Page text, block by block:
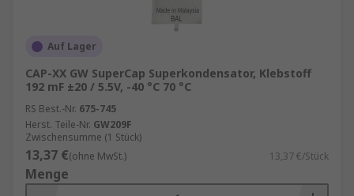
Auf Lager
CAP-XX GW SuperCap Superkondensator, Klebstoff
192 mF ±20 / 5.5V, -40 °C 70 °C
RS Best.-Nr. 675-745
Herst. Teile-Nr. GW209F
Zwischensumme (1 Stück)
13,37 €(ohne MwSt.) 13,37 €/Stück
Menge